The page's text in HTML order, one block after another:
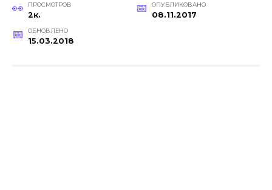
ПРОСМОТРОВ
2к.
ОПУБЛИКОВАНО
08.11.2017
ОБНОВЛЕНО
15.03.2018